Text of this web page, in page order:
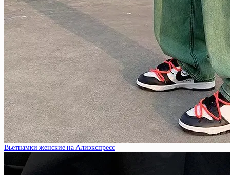
Вьетнамки женские на Алиэкспресс